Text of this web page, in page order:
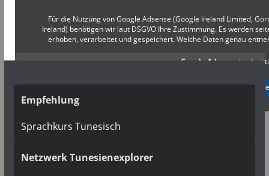
Für die Nutzung von Google Adsense (Google Ireland Limited,
Ireland) benötigen wir laut DSGVO Ihre Zustimmung. Es werden
erhoben, verarbeitet und gespeichert. Welche Daten genau
Google Adsense ist
✓ Erlauben
Empfehlung
Sprachkurs Tunesisch
Netzwerk Tunesienexplorer